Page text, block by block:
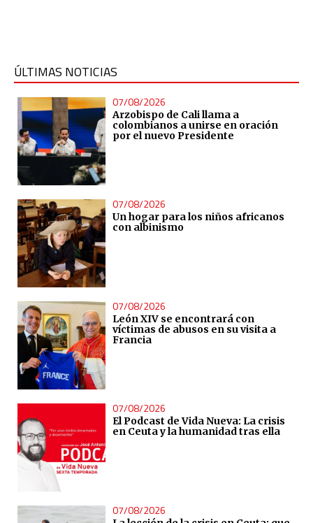
ÚLTIMAS NOTICIAS
07/08/2026
Arzobispo de Cali llama a
colombianos a unirse en oración
por el nuevo Presidente
07/08/2026
Un hogar para los niños africanos
con albinismo
07/08/2026
León XIV se encontrará con
víctimas de abusos en su visita a
Francia
07/08/2026
El Podcast de Vida Nueva: La crisis
en Ceuta y la humanidad tras ella
07/08/2026